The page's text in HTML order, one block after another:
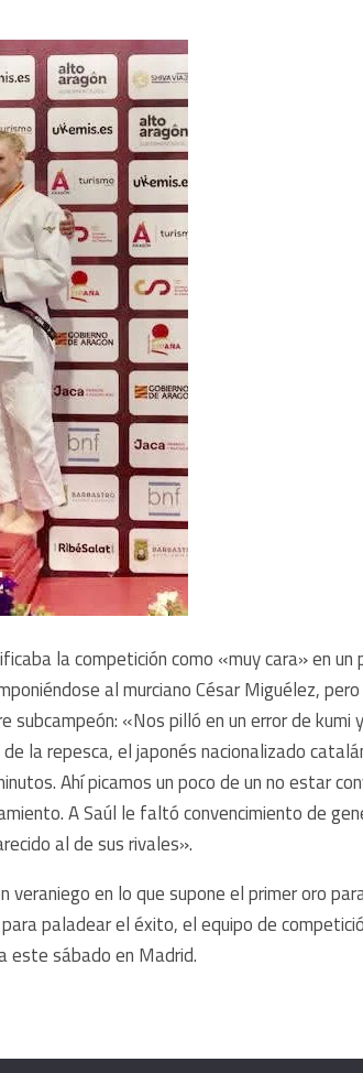
la competición como «muy cara» en un
al murciano César Miguélez,
«Nos pilló en un error de kumi
la repesca, el japonés nacionalizado
Ahí picamos un poco de un no estar
A Saúl le faltó convencimiento de
al de sus rivales».
en lo que supone el primer oro
paladear el éxito, el equipo de
este sábado en Madrid.